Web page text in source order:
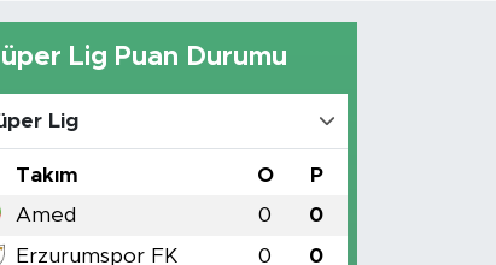
Lig Puan Durumu
Lig
Takım O P
Amed 0 0
Erzurumspor FK 0 0